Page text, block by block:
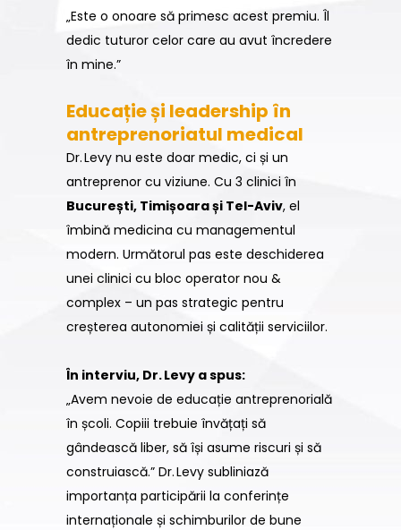
„Este o onoare să primesc acest premiu. Îl
dedic tuturor celor care au avut încredere
în mine.”
Educație și leadership în
antreprenoriatul medical
Dr. Levy nu este doar medic, ci și un
antreprenor cu viziune. Cu 3 clinici în
București, Timișoara și Tel-Aviv, el
îmbină medicina cu managementul
modern. Următorul pas este deschiderea
unei clinici cu bloc operator nou &
complex – un pas strategic pentru
creșterea autonomiei și calității serviciilor.
În interviu, Dr. Levy a spus:
„Avem nevoie de educație antreprenorială
în școli. Copiii trebuie învățați să
gândească liber, să își asume riscuri și să
construiască.” Dr. Levy subliniază
importanța participării la conferințe
internaționale și schimburilor de bune